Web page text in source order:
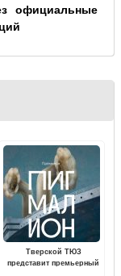
официальные
Тверской ТЮЗ
представит премьерный